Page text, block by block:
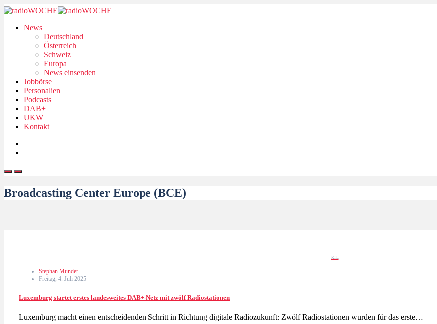
News
Deutschland
Österreich
Schweiz
Europa
News einsenden
Jobbörse
Personalien
Podcasts
DAB+
UKW
Kontakt
Broadcasting Center Europe (BCE)
RTL
Stephan Munder
Freitag, 4. Juli 2025
Luxemburg startet erstes landesweites DAB+-Netz mit zwölf Radiostationen
Luxemburg macht einen entscheidenden Schritt in Richtung digitale Radiozukunft: Zwölf Radiostationen wurden für das erste…